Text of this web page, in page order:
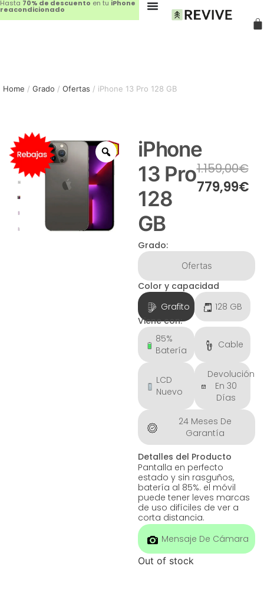
Hasta 70% de descuento en tu iPhone
reacondicionado
Home / Grado / Ofertas / iPhone 13 Pro 128 GB
Sale!
iPhone
13 Pro
128
GB
1.159,00€
779,99€
Grado:
Ofertas
Color y capacidad
Grafito
128 GB
Viene con:
85%
Batería
Cable
LCD
Nuevo
Devolución
En 30
Días
24 Meses De
Garantía
Detalles del Producto
Pantalla en perfecto
estado y sin rasguños,
batería al 85%. el móvil
puede tener leves marcas
de uso difíciles de ver a
corta distancia.
Mensaje De Cámara
Out of stock